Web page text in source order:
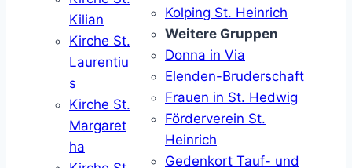
Kilian
Kirche St.
Laurentiu
s
Kirche St.
Margaret
ha
Kolping St. Heinrich
Weitere Gruppen
Donna in Via
Elenden-Bruderschaft
Frauen in St. Hedwig
Förderverein St.
Heinrich
Gedenkort Tauf- und